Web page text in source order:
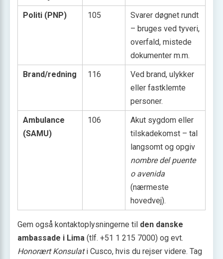
Politi (PNP)
105
Svarer døgnet rundt
– bruges ved tyveri,
overfald, mistede
dokumenter m.m.
Brand/redning
116
Ved brand, ulykker
eller fastklemte
personer.
Ambulance
(SAMU)
106
Akut sygdom eller
tilskadekomst – tal
langsomt og opgiv
nombre del puente
o avenida
(nærmeste
hovedvej).
Gem også kontaktoplysningerne til den danske
ambassade i Lima (tlf. +51 1 215 7000) og evt.
Honorært Konsulati Cusco, hvis du rejser videre. Tag